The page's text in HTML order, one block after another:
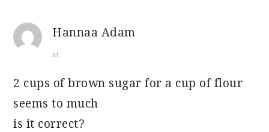
Hannaa Adam
at
2 cups of brown sugar for a cup of flour
seems to much
is it correct?